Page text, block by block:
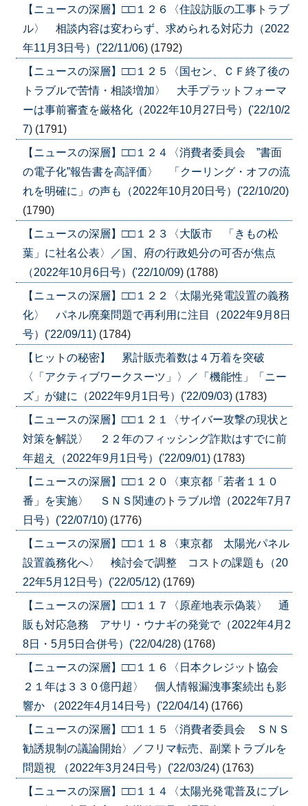
【ニュースの深層】□□１２６〈住設訪販の工事トラブ
ル〉 相談内容は変わらず、求められる対応力（2022
年11月3日号）('22/11/06) (1792)
【ニュースの深層】□□１２５〈国セン、ＣＦ終了後の
トラブルで苦情・相談増加〉 大手プラットフォーマ
ーは事前審査を厳格化（2022年10月27日号）('22/10/2
7) (1791)
【ニュースの深層】□□１２４〈消費者委員会 ”書面
の電子化”報告書を高評価〉 「クーリング・オフの流
れを明確に」の声も（2022年10月20日号）('22/10/20)
(1790)
【ニュースの深層】□□１２３〈大阪市 「きもの松
葉」に社名公表〉／国、府の行政処分の可否が焦点
（2022年10月6日号）('22/10/09) (1788)
【ニュースの深層】□□１２２〈太陽光発電設置の義務
化〉 パネル廃棄問題で再利用に注目（2022年9月8日
号）('22/09/11) (1784)
【ヒットの秘密】 累計販売着数は４万着を突破
〈「アクティブワークスーツ」〉／「機能性」「ニー
ズ」が鍵に（2022年9月1日号）('22/09/03) (1783)
【ニュースの深層】□□１２１〈サイバー攻撃の現状と
対策を解説〉 ２２年のフィッシング詐欺はすでに前
年超え（2022年9月1日号）('22/09/01) (1783)
【ニュースの深層】□□１２０〈東京都「若者１１０
番」を実施〉 ＳＮＳ関連のトラブル増（2022年7月7
日号）('22/07/10) (1776)
【ニュースの深層】□□１１８〈東京都 太陽光パネル
設置義務化へ〉 検討会で調整 コストの課題も（20
22年5月12日号）('22/05/12) (1769)
【ニュースの深層】□□１１７〈原産地表示偽装〉 通
販も対応急務 アサリ・ウナギの発覚で（2022年4月2
8日・5月5日合併号）('22/04/28) (1768)
【ニュースの深層】□□１１６〈日本クレジット協会
２１年は３３０億円超〉 個人情報漏洩事案続出も影
響か （2022年4月14日号）('22/04/14) (1766)
【ニュースの深層】□□１１５〈消費者委員会 ＳＮＳ
勧誘規制の議論開始〉／フリマ転売、副業トラブルを
問題視 （2022年3月24日号）('22/03/24) (1763)
【ニュースの深層】□□１１４〈太陽光発電普及にブレ